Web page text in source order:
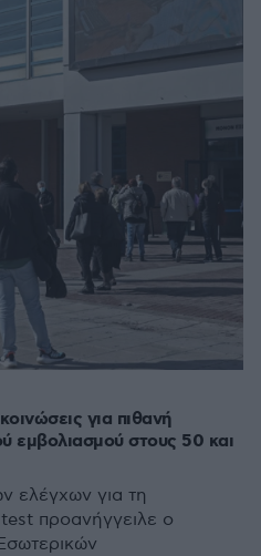
για πιθανή
εμβολιασμού στους 50 και
ελέγχων για τη
test προανήγγειλε ο